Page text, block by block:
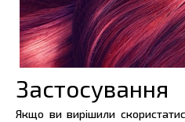
Застосування
Якщо ви вирішили